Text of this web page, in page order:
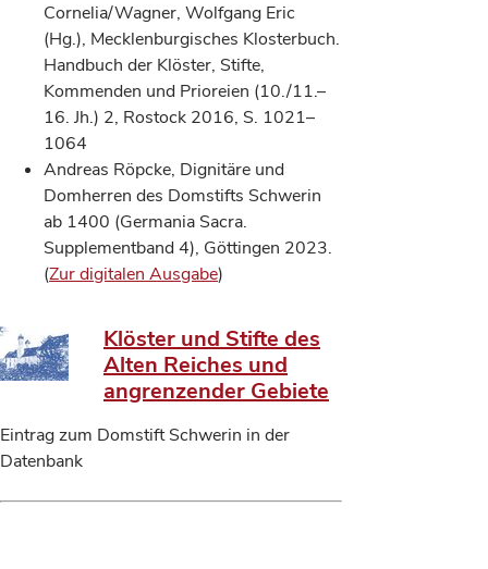
Cornelia/Wagner, Wolfgang Eric
(Hg.), Mecklenburgisches Klosterbuch.
Handbuch der Klöster, Stifte,
Kommenden und Prioreien (10./11.–
16. Jh.) 2, Rostock 2016, S. 1021–
1064
Andreas Röpcke, Dignitäre und
Domherren des Domstifts Schwerin
ab 1400 (Germania Sacra.
Supplementband 4), Göttingen 2023.
(Zur digitalen Ausgabe)
Klöster und Stifte des
Alten Reiches und
angrenzender Gebiete
Eintrag zum Domstift Schwerin in der
Datenbank